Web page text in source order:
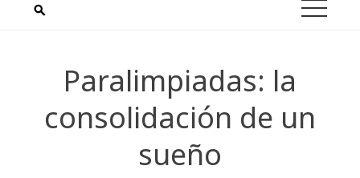
Paralimpiadas: la
consolidación de un
sueño